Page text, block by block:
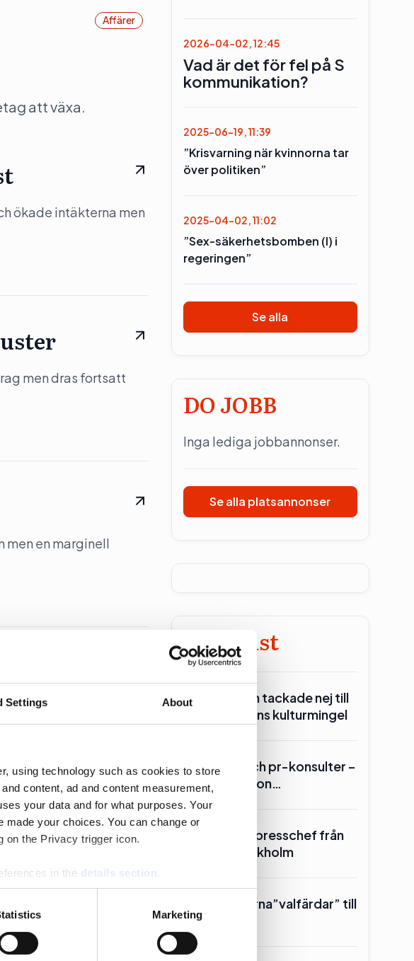
Settings About
using technology such as cookies to store
content, ad and content measurement,
your data and for what purposes. Your
your choices. You can change or
the Privacy trigger icon.
in the details section
analytics partners who may combine it with
your use of their services.
Marketing
Affärer
att växa.
ökade intäkterna men
men dras fortsatt
men en marginell
passerade 700
2026-04-02, 12:45
Vad är det för fel på S
kommunikation?
2025-06-19, 11:39
”Krisvarning när kvinnorna tar
över politiken”
2025-04-02, 11:02
”Sex-säkerhetsbomben (l) i
regeringen”
Se alla
DO JOBB
Inga lediga jobbannonser.
Se alla platsannonser
Mest läst
Över hälften tackade nej till
statministerns kulturmingel
Lars Lerin och pr-konsulter –
Ulf Kristersson…
SKR hämtar presschef från
Region Stockholm
Toppolitikerna”valfärdar” till
Piteå